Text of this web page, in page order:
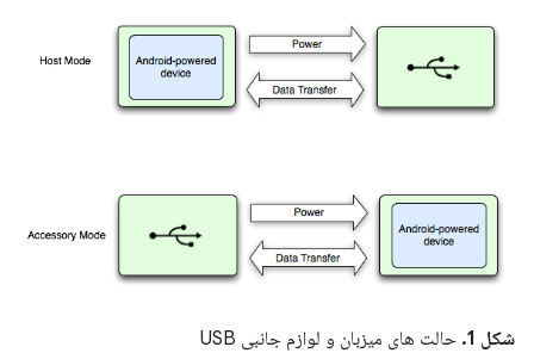
شکل 1.
حالت های میزبان و لوازم جانبی USB